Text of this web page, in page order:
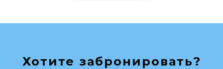
Хотите забронировать?